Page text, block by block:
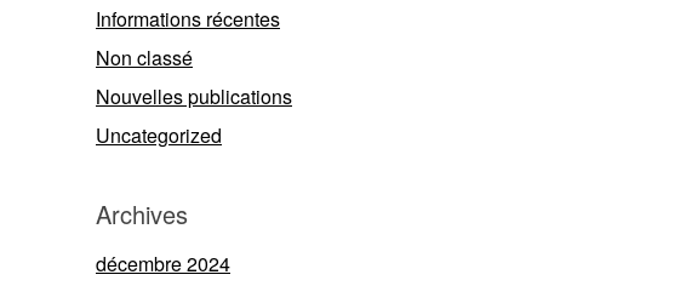
Informations récentes
Non classé
Nouvelles publications
Uncategorized
Archives
décembre 2024